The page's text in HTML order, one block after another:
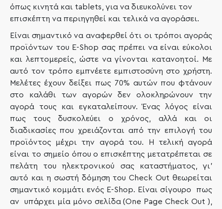
όπως κινητά και tablets, για να διευκολύνει τον
επισκέπτη να περιηγηθεί και τελικά να αγοράσει.
Είναι σημαντικό να αναφερθεί ότι οι τρόποι αγοράς
προϊόντων του E-Shop σας πρέπει να είναι εύκολοι
και λεπτομερείς, ώστε να γίνονται κατανοητοί. Με
αυτό τον τρόπο εμπνέετε εμπιστοσύνη στο χρήστη.
Μελέτες έχουν δείξει πως 70% αυτών που φτάνουν
στο καλάθι των αγορών δεν ολοκληρώνουν την
αγορά τους και εγκαταλείπουν. Ένας λόγος είναι
πως τους δυσκολεύει ο χρόνος, αλλά και οι
διαδικασίες που χρειάζονται από την επιλογή του
προϊόντος μέχρι την αγορά του. Η τελική αγορά
είναι το σημείο όπου ο επισκέπτης μετατρέπεται σε
πελάτη του ηλεκτρονικού σας καταστήματος, γι’
αυτό και η σωστή δόμηση του Check Out θεωρείται
σημαντικό κομμάτι ενός E-Shop. Είναι σίγουρο πως
αν υπάρχει μία μόνο σελίδα (One Page Check Out ),